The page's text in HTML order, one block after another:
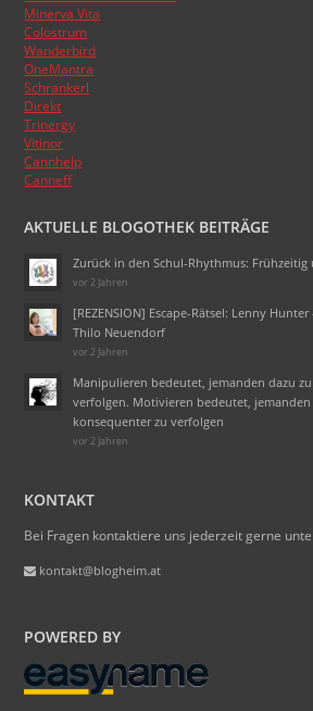
Minerva Vita
Colostrum
Wanderbird
OneMantra
Schrankerl
Direkt
Trinergy
Vitinor
Cannhelp
Canneff
AKTUELLE BLOGOTHEK BEITRÄGE
Zurück in den Schul-Rhythmus:
vor 2 Jahren
[REZENSION] Escape-Rätsel: Lenny
Thilo Neuendorf
vor 2 Jahren
Manipulieren bedeutet, jemanden dazu
verfolgen. Motivieren bedeutet,
konsequenter zu verfolgen
vor 2 Jahren
KONTAKT
Bei Fragen kontaktiere uns jederzeit gerne
kontakt@blogheim.at
POWERED BY